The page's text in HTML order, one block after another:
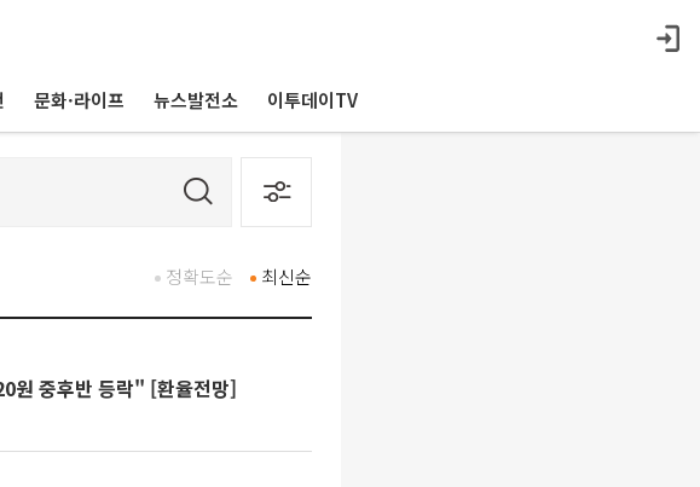
문화·라이프 뉴스발전소 이투데이TV
최신순
정확도순
원 중후반 등락" [환율전망]